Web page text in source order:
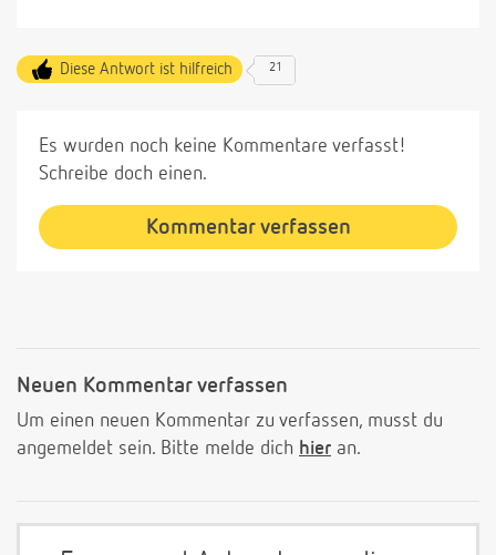
Diese Antwort ist hilfreich 21
Es wurden noch keine Kommentare verfasst!
Schreibe doch einen.
Kommentar verfassen
Neuen Kommentar verfassen
Um einen neuen Kommentar zu verfassen, musst du
angemeldet sein. Bitte melde dich hier an.